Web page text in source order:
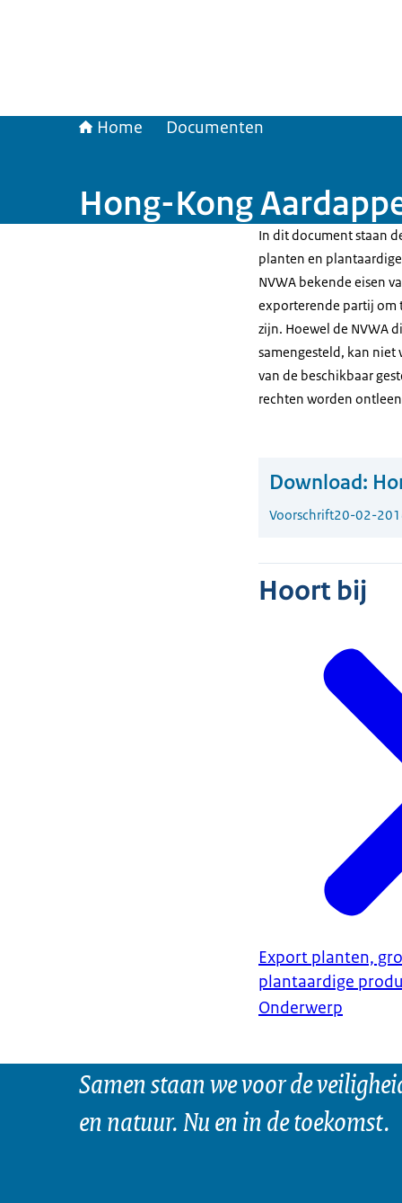
Home Documenten
Hong-Kong
In dit document staan
planten en
NVWA bekende eisen
exporterende partij om
zijn. Hoewel de NVWA
samengesteld, kan
van de beschikbaar
rechten worden
Download:
Voorschrift20-02-
Hoort bij
Export planten,
plantaardige
Onderwerp
Samen staan we voor de
en natuur. Nu en in de toekomst.